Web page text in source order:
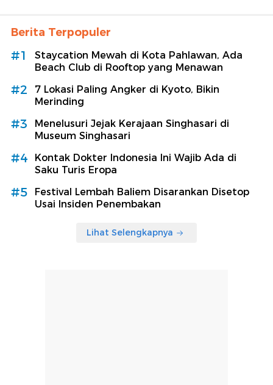
Berita Terpopuler
#1
Staycation Mewah di Kota Pahlawan, Ada
Beach Club di Rooftop yang Menawan
#2
7 Lokasi Paling Angker di Kyoto, Bikin
Merinding
#3
Menelusuri Jejak Kerajaan Singhasari di
Museum Singhasari
#4
Kontak Dokter Indonesia Ini Wajib Ada di
Saku Turis Eropa
#5
Festival Lembah Baliem Disarankan Disetop
Usai Insiden Penembakan
Lihat Selengkapnya